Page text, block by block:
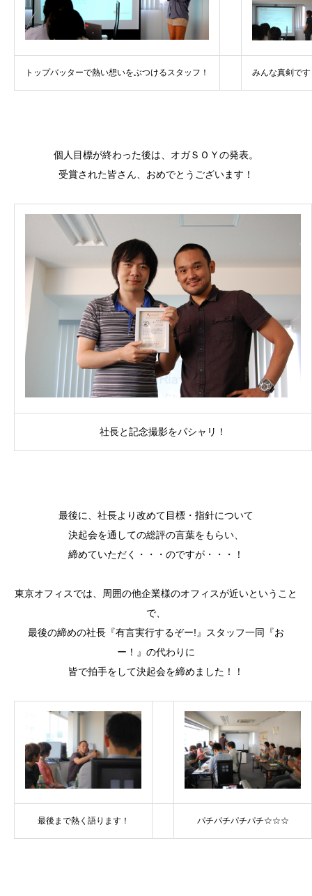
トップバッターで熱い想いをぶつけるスタッフ！ みんな真剣で
個人目標が終わった後は、オガＳＯＹの発表。
受賞された皆さん、おめでとうございます！
社長と記念撮影をパシャリ！
最後に、社長より改めて目標・指針について
決起会を通しての総評の言葉をもらい、
締めていただく・・・のですが・・・！
東京オフィスでは、周囲の他企業様のオフィスが近いということ
で、
最後の締めの社長『有言実行するぞー!』スタッフ一同『お
ー！』の代わりに
皆で拍手をして決起会を締めました！！
最後まで熱く語ります！ パチパチパチパチ☆☆☆